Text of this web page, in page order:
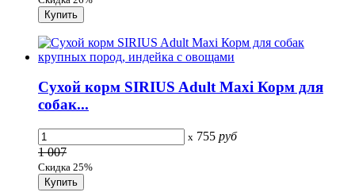
Сухой корм SIRIUS Adult Maxi Корм для
собак...
x 755 руб
1 007
Скидка 25%